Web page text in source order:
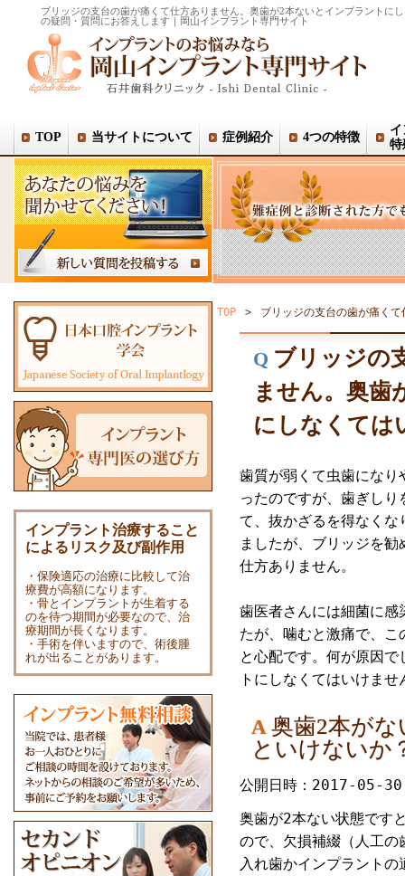
ブリッジの支台の歯が痛くて仕方ありません。奥歯が2本ないとインプラントに
の疑問・質問にお答えします｜岡山インプラント専門サイト
TOP 当サイトについて 症例紹介 4つの特徴
特
TOP > ブリッジの支台の歯が痛く
Q ブリッジの
ません。奥歯
にしなくては
歯質が弱くて虫歯にな
ったのですが、歯ぎし
て、抜かざるを得なく
ましたが、ブリッジを
仕方ありません。
歯医者さんには細菌に
たが、噛むと激痛で、
と心配です。何が原因
トにしなくてはいけませ
A 奥歯2本が
といけないか
公開日時：2017-05-30
奥歯が2本ない状態です
ので、欠損補綴（人工
入れ歯かインプラント
インプラント治療すること
によるリスク及び副作用
・保険適応の治療に比較して治
療費が高額になります。
・骨とインプラントが生着する
のを待つ期間が必要なので、治
療期間が長くなります。
・手術を伴いますので、術後腫
れが出ることがあります。